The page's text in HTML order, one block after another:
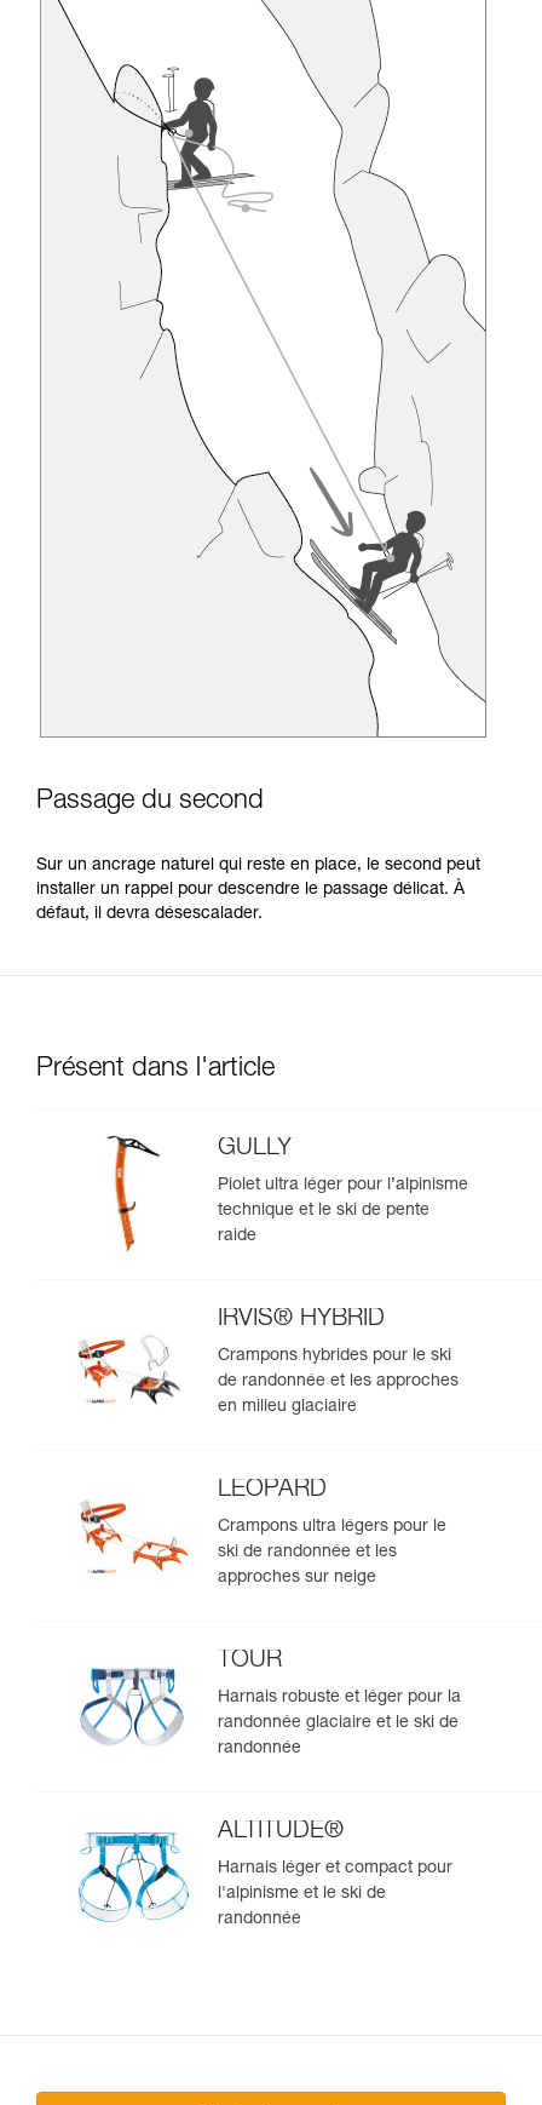
Passage du second
Sur un ancrage naturel qui reste en place, le second peut
installer un rappel pour descendre le passage délicat. À
défaut, il devra désescalader.
Présent dans l'article
GULLY
Piolet ultra léger pour l’alpinisme
technique et le ski de pente
raide
IRVIS® HYBRID
Crampons hybrides pour le ski
de randonnée et les approches
en milieu glaciaire
LEOPARD
Crampons ultra légers pour le
ski de randonnée et les
approches sur neige
TOUR
Harnais robuste et léger pour la
randonnée glaciaire et le ski de
randonnée
ALTITUDE®
Harnais léger et compact pour
l'alpinisme et le ski de
randonnée